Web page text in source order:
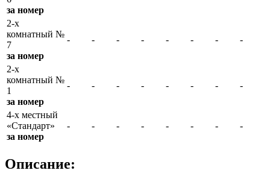
за номер
2-х
комнатный №
7
за номер
- - - - - - - -
2-х
комнатный №
1
за номер
- - - - - - - -
4-х местный
«Стандарт»
за номер
- - - - - - - -
Описание: